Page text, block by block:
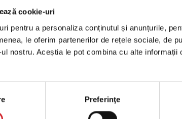
cookie-uri
pentru a personaliza conținutul și anunțurile,
le oferim partenerilor de rețele sociale, de
nostru. Aceștia le pot combina cu alte
Preferinţe